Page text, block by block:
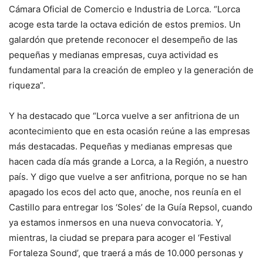
Cámara Oficial de Comercio e Industria de Lorca. “Lorca
acoge esta tarde la octava edición de estos premios. Un
galardón que pretende reconocer el desempeño de las
pequeñas y medianas empresas, cuya actividad es
fundamental para la creación de empleo y la generación de
riqueza”.
Y ha destacado que “Lorca vuelve a ser anfitriona de un
acontecimiento que en esta ocasión reúne a las empresas
más destacadas. Pequeñas y medianas empresas que
hacen cada día más grande a Lorca, a la Región, a nuestro
país. Y digo que vuelve a ser anfitriona, porque no se han
apagado los ecos del acto que, anoche, nos reunía en el
Castillo para entregar los ‘Soles’ de la Guía Repsol, cuando
ya estamos inmersos en una nueva convocatoria. Y,
mientras, la ciudad se prepara para acoger el ‘Festival
Fortaleza Sound’, que traerá a más de 10.000 personas y